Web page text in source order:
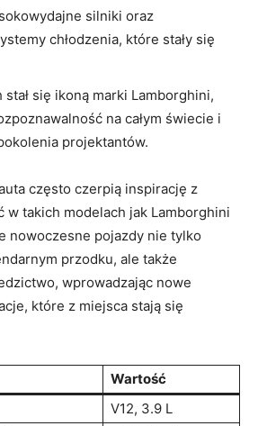
silniki oraz
chłodzenia, które stały się
stał się ikoną marki Lamborghini,
na całym świecie i
projektantów.
często czerpią inspirację z
w takich modelach jak Lamborghini
nowoczesne pojazdy nie tylko
przodku, ale także
wprowadzając nowe
które z miejsca stają się
Wartość
V12, 3.9 L